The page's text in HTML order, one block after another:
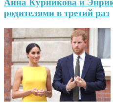
Анна Курникова и
родителями в третий раз